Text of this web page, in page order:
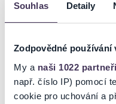
Souhlas Detaily
Zodpovědné používání
My a naši 1022 partneři
např. číslo IP) pomocí
cookie pro uchování a
Ticketportal
Na stránkách
originální